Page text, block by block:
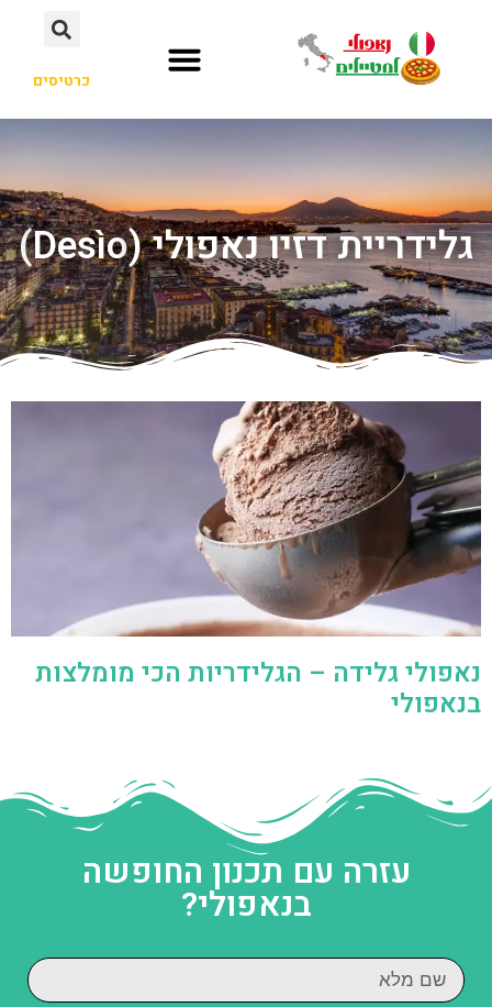
כרטיסים
גלידריית דזיו נאפולי (Desìo)
נאפולי גלידה – הגלידריות הכי מומלצות
בנאפולי
עזרה עם תכנון החופשה
בנאפולי?